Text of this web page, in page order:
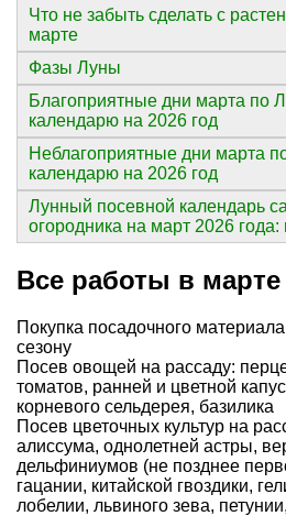
Что не забыть сделать с
марте
Фазы Луны
Благоприятные дни марта по
календарю на 2026 год
Неблагоприятные дни марта
календарю на 2026 год
Лунный посевной календарь
огородника на март 2026
Все работы в
Покупка посадочного
сезону
Посев овощей на рассаду:
томатов, ранней и цветной
корневого сельдерея, базилика
Посев цветочных культур на
алиссума, однолетней астры,
дельфиниумов (не позднее
гацании, китайской гвоздики,
лобелии, львиного зева,